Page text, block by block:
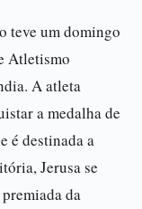
teve um domingo
Atletismo
A atleta
a medalha de
é destinada a
Jerusa se
da